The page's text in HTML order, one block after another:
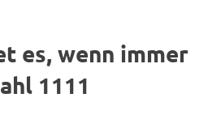
es, wenn immer
1111